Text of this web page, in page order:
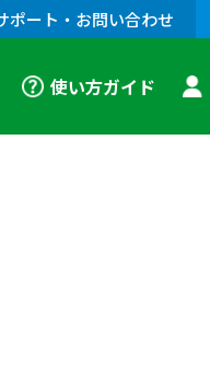
ポート・お問い合わせ
使い方ガイド